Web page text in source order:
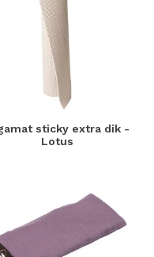
sticky extra dik -
Lotus